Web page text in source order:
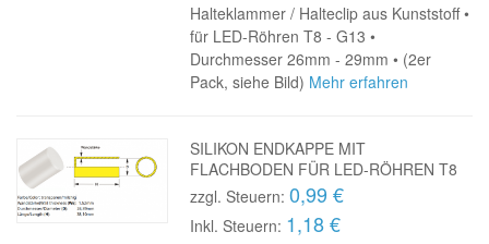
Halteklammer / Halteclip aus Kunststoff •
für LED-Röhren T8 - G13 •
Durchmesser 26mm - 29mm • (2er
Pack, siehe Bild) Mehr erfahren
SILIKON ENDKAPPE MIT
FLACHBODEN FÜR LED-RÖHREN T8
zzgl. Steuern: 0,99 €
Inkl. Steuern: 1,18 €